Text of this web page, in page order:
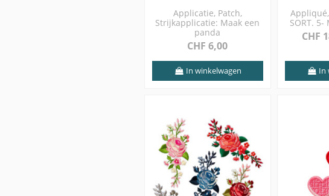
Applicatie, Patch,
Strijkapplicatie: Maak een
panda
CHF 6,00
In winkelwagen
SORT.
CHF
In